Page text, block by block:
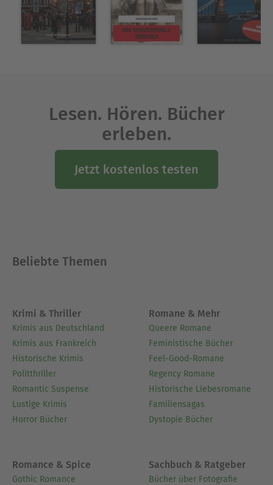
Lesen. Hören. Bücher
erleben.
Jetzt kostenlos testen
Beliebte Themen
Krimi & Thriller
Krimis aus Deutschland
Krimis aus Frankreich
Historische Krimis
Politthriller
Romantic Suspense
Lustige Krimis
Horror Bücher
Romane & Mehr
Queere Romane
Feministische Bücher
Feel-Good-Romane
Regency Romane
Historische Liebesromane
Familiensagas
Dystopie Bücher
Romance & Spice
Gothic Romance
Sachbuch & Ratgeber
Bücher über Fotografie